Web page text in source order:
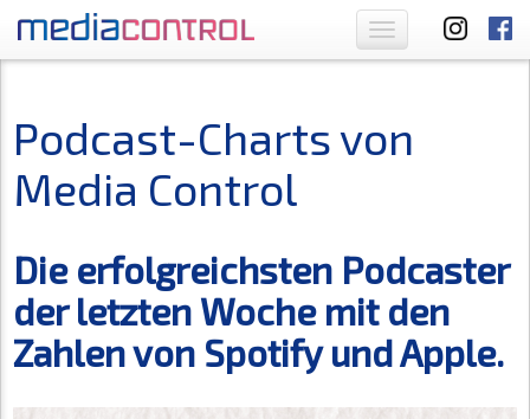
Toggle
navigation
Podcast-Charts von
Media Control
Die erfolgreichsten Podcaster
der letzten Woche mit den
Zahlen von Spotify und Apple.